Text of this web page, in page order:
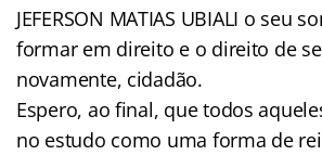
JEFERSON MATIAS UBIALI o seu
formar em direito e o direito de
novamente, cidadão.
Espero, ao final, que todos
no estudo como uma forma de